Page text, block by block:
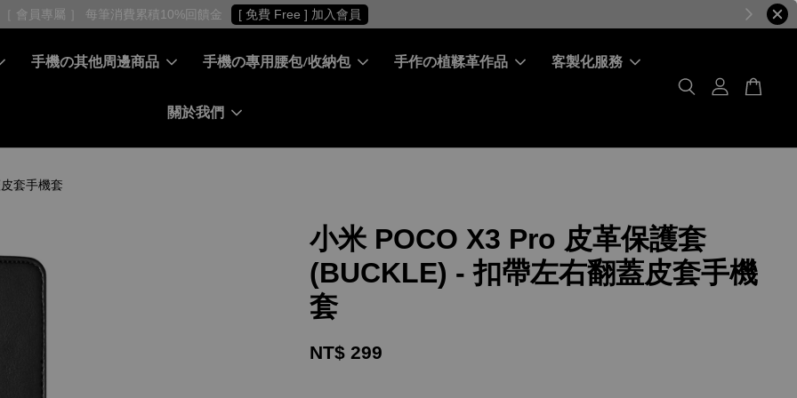
［ 會員專屬 ］ 每筆消費累積10%回饋金 [ 免費 Free ] 加入會員
手機の其他周邊商品 手機の專用腰包/收納包 手作の植鞣革作品 客製化服務
關於我們
套手機套
小米 POCO X3 Pro 皮革保護套
(BUCKLE) - 扣帶左右翻蓋皮套手機
套
NT$ 299